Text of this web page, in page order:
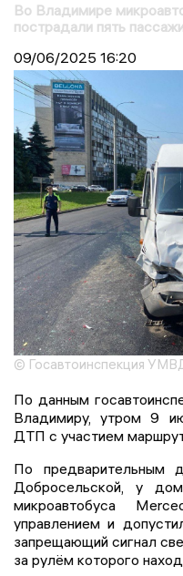
Во Владимире
пострадали пять
09/06/2025 16:20
© Госавтоинспекция
По данным
Владимиру, утром 9
ДТП с участием
По предварительным
Добросельской, у
микроавтобуса
управлением и
запрещающий сигнал
за рулём которого